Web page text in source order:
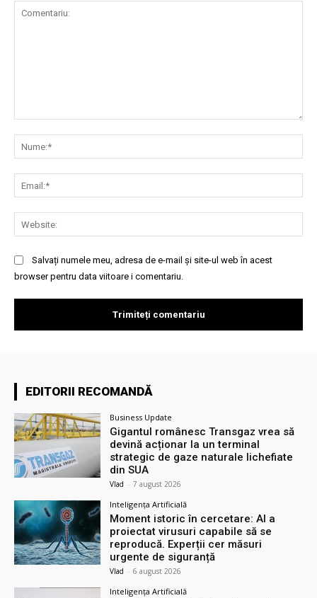
Salvați numele meu, adresa de e-mail și site-ul web în acest
browser pentru data viitoare i comentariu.
EDITORII RECOMANDĂ
Business Update
Gigantul românesc Transgaz vrea să
devină acționar la un terminal
strategic de gaze naturale lichefiate
din SUA
Vlad - 7 august 2026
Inteligența Artificială
Moment istoric în cercetare: AI a
proiectat virusuri capabile să se
reproducă. Experții cer măsuri
urgente de siguranță
Vlad - 6 august 2026
Inteligența Artificială